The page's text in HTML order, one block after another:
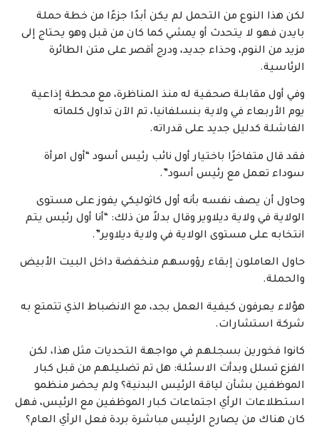
لكن هذا النوع من التحمل لم يكن أبدًا جزءًا من خطة حملة
بايدن فهو لا يتحدث أو يمشي كما كان من قبل وهو يحتاج إلى
مزيد من النوم، وحذاء جديد، ودرج أقصر على متن الطائرة
الرئاسية.
وفي أول مقابلة صحفية له منذ المناظرة، مع محطة إذاعية
يوم الأربعاء في ولاية بنسلفانيا، تم الآن تداول كلماته
الفاشلة كدليل جديد على قدراته.
فقد قال متفاخرًا باختيار أول نائب رئيس أسود “أول امرأة
سوداء تعمل مع رئيس أسود”.
وحاول أن يصف نفسه بأنه أول كاثوليكي يفوز على مستوى
الولاية في ولاية ديلاوير وقال بدلاً من ذلك: “أنا أول رئيس يتم
انتخابه على مستوى الولاية في ولاية ديلاوير”.
حاول العاملون إبقاء رؤوسهم منخفضة داخل البيت الأبيض
والحملة.
هؤلاء يعرفون كيفية العمل بجد، مع الانضباط الذي تتمتع به
شركة استشارات.
كانوا فخورين بسجلهم في مواجهة التحديات مثل هذا، لكن
الفزع تسلل وبدأت الاسئلة: هل تم تضليلهم من قبل كبار
الموظفين بشأن لياقة الرئيس البدنية؟ ولم يحضر منظمو
استطلاعات الرأي اجتماعات كبار الموظفين مع الرئيس، فهل
كان هناك من يصارح الرئيس مباشرة بردة فعل الرأي العام؟